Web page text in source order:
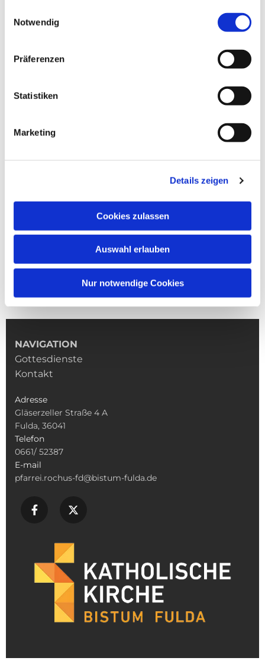
Notwendig
Präferenzen
Statistiken
Marketing
Details zeigen
Cookies zulassen
Auswahl erlauben
Nur notwendige Cookies
NAVIGATION
Gottesdienste
Kontakt
Adresse
Gläserzeller Straße 4 A
Fulda, 36041
Telefon
0661/ 52387
E-mail
pfarrei.rochus-fd@bistum-fulda.de